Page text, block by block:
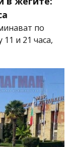
по
и 21 часа,